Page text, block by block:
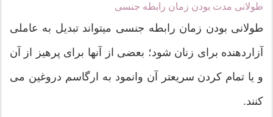
طولانی مدت بودن زمان رابطه جنسی
طولانی بودن زمان رابطه جنسی میتواند تبدیل به عاملی
آزاردهنده برای زنان شود؛ بعضی از آنها برای پرهیز از آن
و یا تمام کردن سریعتر آن وانمود به ارگاسم دروغین می
کنند.